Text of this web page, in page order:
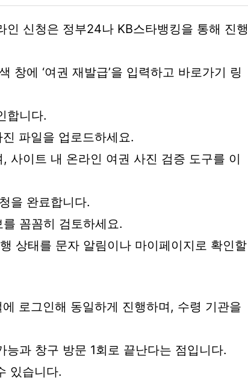
신청은 정부24나 KB스타뱅킹을 통해 진행
에 ‘여권 재발급’을 입력하고 바로가기 링
합니다.
파일을 업로드하세요.
사이트 내 온라인 여권 사진 검증 도구를 이
을 완료합니다.
꼼꼼히 검토하세요.
상태를 문자 알림이나 마이페이지로 확인할
로그인해 동일하게 진행하며, 수령 기관을
과 창구 방문 1회로 끝난다는 점입니다.
있습니다.